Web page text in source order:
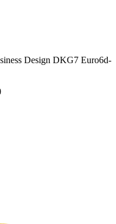
Design DKG7 Euro6d-